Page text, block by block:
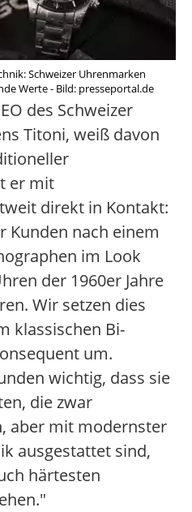
Schweizer Uhrenmarken
Werte - Bild: presseportal.de
des Schweizer
Titoni, weiß davon
er mit
direkt in Kontakt:
Kunden nach einem
im Look
der 1960er Jahre
Wir setzen dies
klassischen Bi-
um.
wichtig, dass sie
die zwar
aber mit modernster
ausgestattet sind,
härtesten